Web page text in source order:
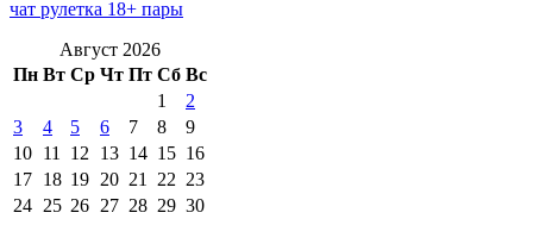
чат рулетка 18+ пары
Август 2026
Пн Вт Ср Чт Пт Сб Вс
1
2
3
4 5 6 7 8
9
10 11 12 13 14 15 16
17 18 19 20 21 22 23
24 25 26 27 28 29 30